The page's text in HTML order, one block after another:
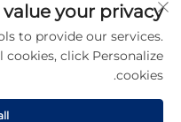
0/1000
value your privacy
to provide our services.
click Personalize
cookies.